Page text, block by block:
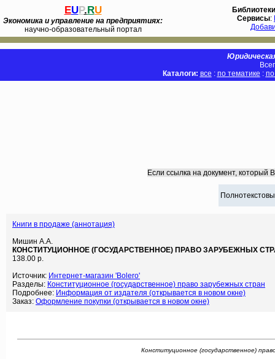
EUP.RU
Экономика и управление на предприятиях:
научно-образовательный портал
Библиотеки
Сервисы:
Каталоги: все : по тематике :
Если ссылка на документ, который
Книги в продаже (аннотация)
Мишин А.А.
КОНСТИТУЦИОННОЕ (ГОСУДАРСТВЕННОЕ) ПРАВО ЗАРУБЕЖНЫХ
138.00 р.
Источник: Интернет-магазин 'Bolero'
Разделы: Конституционное (государственное) право зарубежных стран
Подробнее: Информация от издателя (открывается в новом окне)
Заказ: Оформление покупки (открывается в новом окне)
Конституционное (государственное)